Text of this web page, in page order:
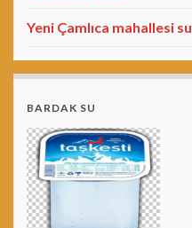
Yeni Çamlıca mahallesi su
BARDAK SU